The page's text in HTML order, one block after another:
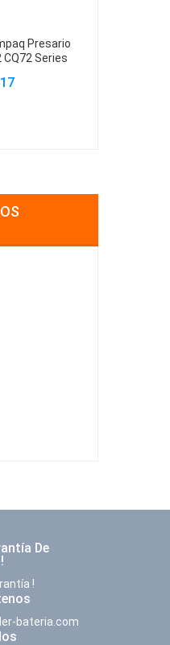
Presario
CQ72 Series
De
!
bateria.com